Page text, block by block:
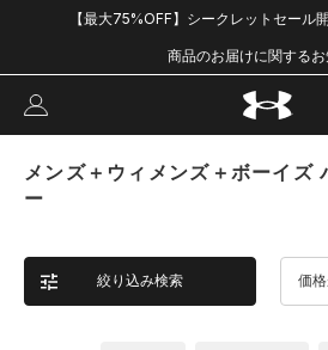
【最大75%OFF】シークレットセール
商品のお届けに関する
メンズ＋ウィメンズ＋ボーイズ
ー
絞り込み検索 価